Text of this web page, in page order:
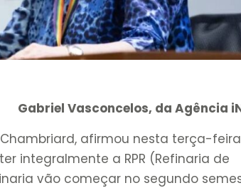
Gabriel Vasconcelos, da Agência
afirmou nesta terça-feira
integralmente a RPR (Refinaria de
vão começar no segundo